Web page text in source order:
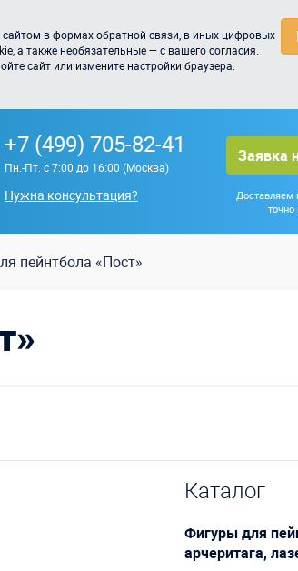
сайтом в формах обратной связи, в иных цифровых
а также необязательные — с вашего согласия.
сайт или измените настройки браузера.
+7 (499) 705-82-41
Пн.-Пт. с 7:00 до 16:00 (Москва)
Нужна консультация?
Заявка
Доставляем
точно
пейнтбола «Пост»
Каталог
Фигуры для
арчеритага,